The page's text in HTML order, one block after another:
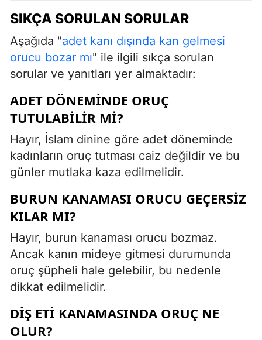
SIKÇA SORULAN SORULAR
Aşağıda "adet kanı dışında kan gelmesi
orucu bozar mı" ile ilgili sıkça sorulan
sorular ve yanıtları yer almaktadır:
ADET DÖNEMINDE ORUÇ
TUTULABILIR MI?
Hayır, İslam dinine göre adet döneminde
kadınların oruç tutması caiz değildir ve bu
günler mutlaka kaza edilmelidir.
BURUN KANAMASI ORUCU GEÇERSIZ
KILAR MI?
Hayır, burun kanaması orucu bozmaz.
Ancak kanın mideye gitmesi durumunda
oruç şüpheli hale gelebilir, bu nedenle
dikkat edilmelidir.
DIŞ ETI KANAMASINDA ORUÇ NE
OLUR?